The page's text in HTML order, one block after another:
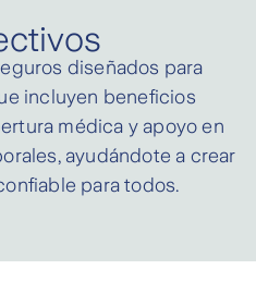
diseñados para
incluyen beneficios
médica y apoyo en
ayudándote a crear
para todos.